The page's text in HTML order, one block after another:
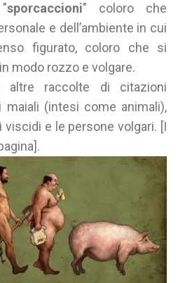
sporcaccioni" coloro che
e dell’ambiente in cui
figurato, coloro che si
modo rozzo e volgare.
altre raccolte di citazioni
(intesi come animali),
viscidi e le persone volgari. [I